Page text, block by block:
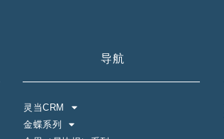
导航
灵当CRM
金蝶系列